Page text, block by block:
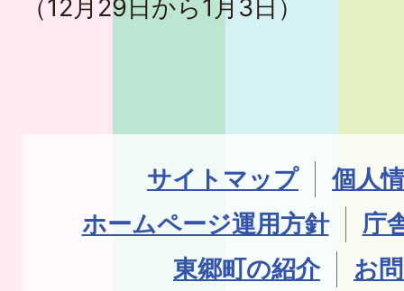
（12月29日から1月3日）
サイトマップ
個人
ホームページ運用方針
庁
東郷町の紹介
お